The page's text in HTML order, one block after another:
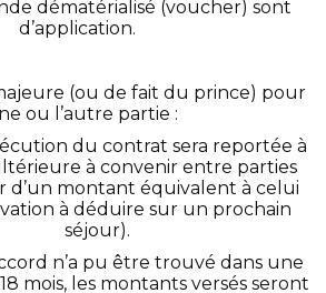
dématérialisé (voucher) sont
d’application.
(ou de fait du prince) pour
ou l’autre partie :
du contrat sera reportée à
à convenir entre parties
d’un montant équivalent à celui
à déduire sur un prochain
séjour).
n’a pu être trouvé dans une
mois, les montants versés seront